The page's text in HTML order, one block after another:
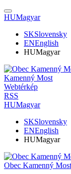
HUMagyar
SKSlovensky
ENEnglish
HUMagyar
Kamenný Most
Webtérkép
RSS
HUMagyar
SKSlovensky
ENEnglish
HUMagyar
Obec Kamenný Most